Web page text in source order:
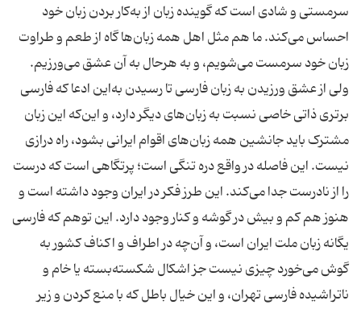
سرمستی و شادی است که گوینده زبان از به‌کار بردن زبان خود
احساس می‌کند. ما هم مثل اهل همه زبان‌ها گاه از طعم و طراوت
زبان خود سرمست می‌شویم، و به هرحال به آن عشق می‌ورزیم.
ولی از عشق ورزیدن به زبان فارسی تا رسیدن به‌این ادعا که فارسی
برتری ذاتی خاصی نسبت به زبان‌های دیگر دارد، و این‌که این زبان
مشترک باید جانشین همه زبان‌های اقوام ایرانی بشود، راه درازی
نیست. این فاصله در واقع دره تنگی است؛ پرتگاهی است که درست
را از نادرست جدا می‌کند. این طرز فکر در ایران وجود داشته است و
هنوز هم کم و بیش در گوشه و کنار وجود دارد. این توهم که فارسی
یگانه زبان ملت ایران است، و آن‌چه در اطراف و اکناف کشور به
گوش می‌خورد چیزی نیست جز اشکال شکسته‌بسته یا خام و
ناتراشیده فارسی تهران، و این خیال باطل که با منع کردن و زیر